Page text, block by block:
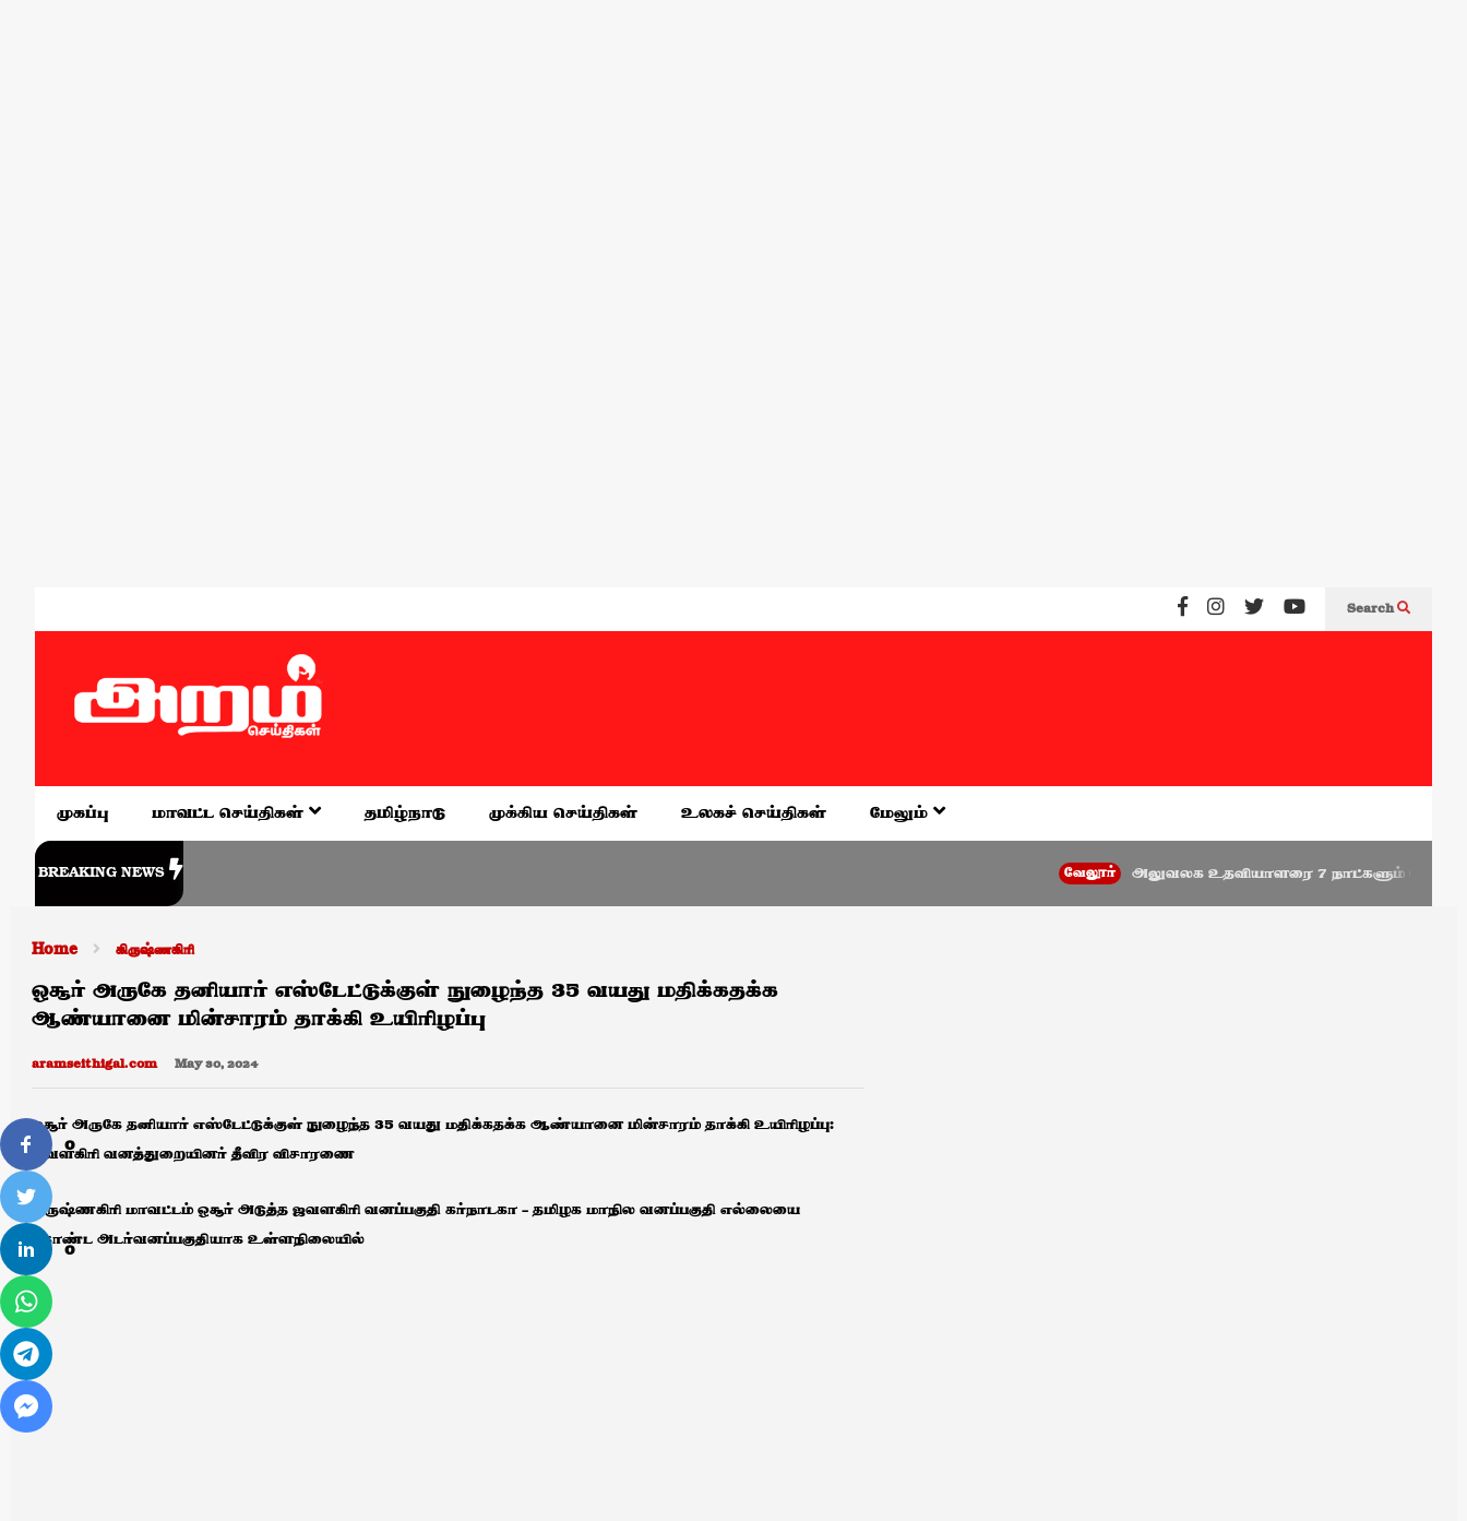
0
0
Search
முகப்பு மாவட்ட செய்திகள் தமிழ்நாடு முக்கிய செய்திகள் உலகச் செய்திகள் மேலும்
BREAKING NEWS அலுவலக உதவியாளரை 7 நாட்களும் வேலைக்கு
Home கிருஷ்ணகிரி
ஒசூர் அருகே தனியார் எஸ்டேட்டுக்குள் நுழைந்த 35 வயது மதிக்கதக்க
ஆண்யானை மின்சாரம் தாக்கி உயிரிழப்பு
aramseithigal.com May 30, 2024
ஒசூர் அருகே தனியார் எஸ்டேட்டுக்குள் நுழைந்த 35 வயது மதிக்கதக்க ஆண்யானை மின்சாரம் தாக்கி உயிரிழப்பு:
ஜவளகிரி வனத்துறையினர் தீவிர விசாரணை
கிருஷ்ணகிரி மாவட்டம் ஒசூர் அடுத்த ஜவளகிரி வனப்பகுதி கர்நாடகா – தமிழக மாநில வனப்பகுதி எல்லையை
கொண்ட அடர்வனப்பகுதியாக உள்ளநிலையில்